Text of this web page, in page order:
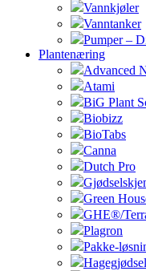
Vannkjøler
Vanntanker
Pumper –
Plantenæring
Advanced
Atami
BiG Plant
Biobizz
BioTabs
Canna
Dutch Pro
Green
GHE®/
Plagron
Pakke-
Hagegjødsel